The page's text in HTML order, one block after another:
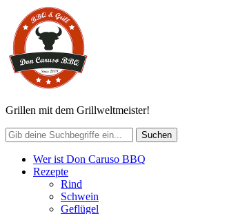
Grillen mit dem Grillweltmeister!
Wer ist Don Caruso BBQ
Rezepte
Rind
Schwein
Geflügel